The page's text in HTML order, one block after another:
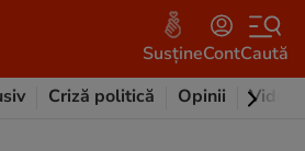
SusțineContCaută
Criză politică Opinii Video